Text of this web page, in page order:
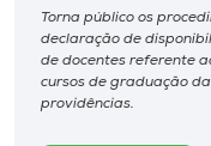
Rádio
Museu
Torna público os
declaração de
de docentes referente
cursos de graduação
providências.